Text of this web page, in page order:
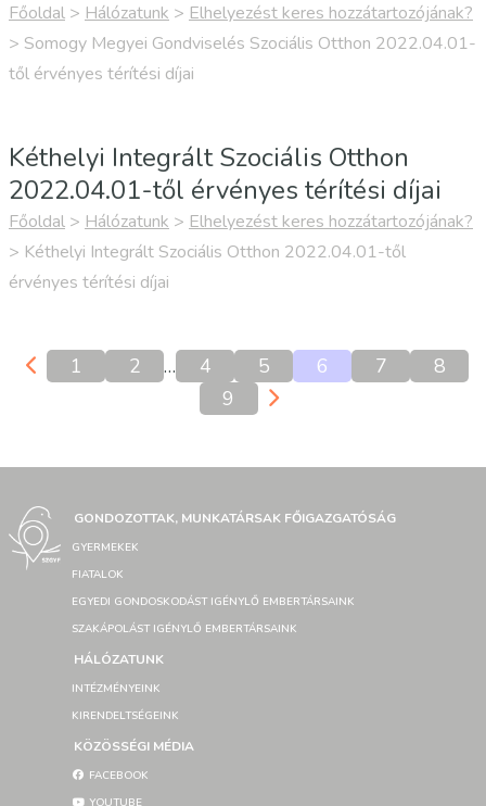
Főoldal > Hálózatunk > Elhelyezést keres hozzátartozójának?
> Somogy Megyei Gondviselés Szociális Otthon 2022.04.01-
től érvényes térítési díjai
Kéthelyi Integrált Szociális Otthon
2022.04.01-től érvényes térítési díjai
Főoldal > Hálózatunk > Elhelyezést keres hozzátartozójának?
> Kéthelyi Integrált Szociális Otthon 2022.04.01-től
érvényes térítési díjai
1 2 … 4 5 6 7
8
9
GONDOZOTTAK, MUNKATÁRSAK FŐIGAZGATÓSÁG
GYERMEKEK
FIATALOK
EGYEDI GONDOSKODÁST IGÉNYLŐ EMBERTÁRSAINK
SZAKÁPOLÁST IGÉNYLŐ EMBERTÁRSAINK
HÁLÓZATUNK
INTÉZMÉNYEINK
KIRENDELTSÉGEINK
KÖZÖSSÉGI MÉDIA
FACEBOOK
YOUTUBE